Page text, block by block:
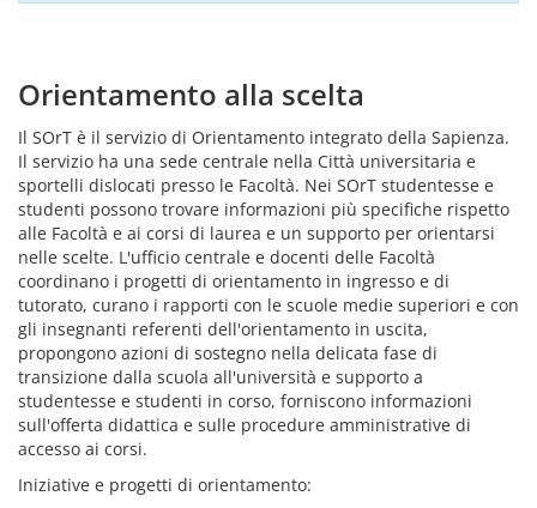
Orientamento alla scelta
Il SOrT è il servizio di Orientamento integrato della Sapienza.
Il servizio ha una sede centrale nella Città universitaria e
sportelli dislocati presso le Facoltà. Nei SOrT studentesse e
studenti possono trovare informazioni più specifiche rispetto
alle Facoltà e ai corsi di laurea e un supporto per orientarsi
nelle scelte. L'ufficio centrale e docenti delle Facoltà
coordinano i progetti di orientamento in ingresso e di
tutorato, curano i rapporti con le scuole medie superiori e con
gli insegnanti referenti dell'orientamento in uscita,
propongono azioni di sostegno nella delicata fase di
transizione dalla scuola all'università e supporto a
studentesse e studenti in corso, forniscono informazioni
sull'offerta didattica e sulle procedure amministrative di
accesso ai corsi.
Iniziative e progetti di orientamento: